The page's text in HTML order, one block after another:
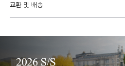
교환 및 배송